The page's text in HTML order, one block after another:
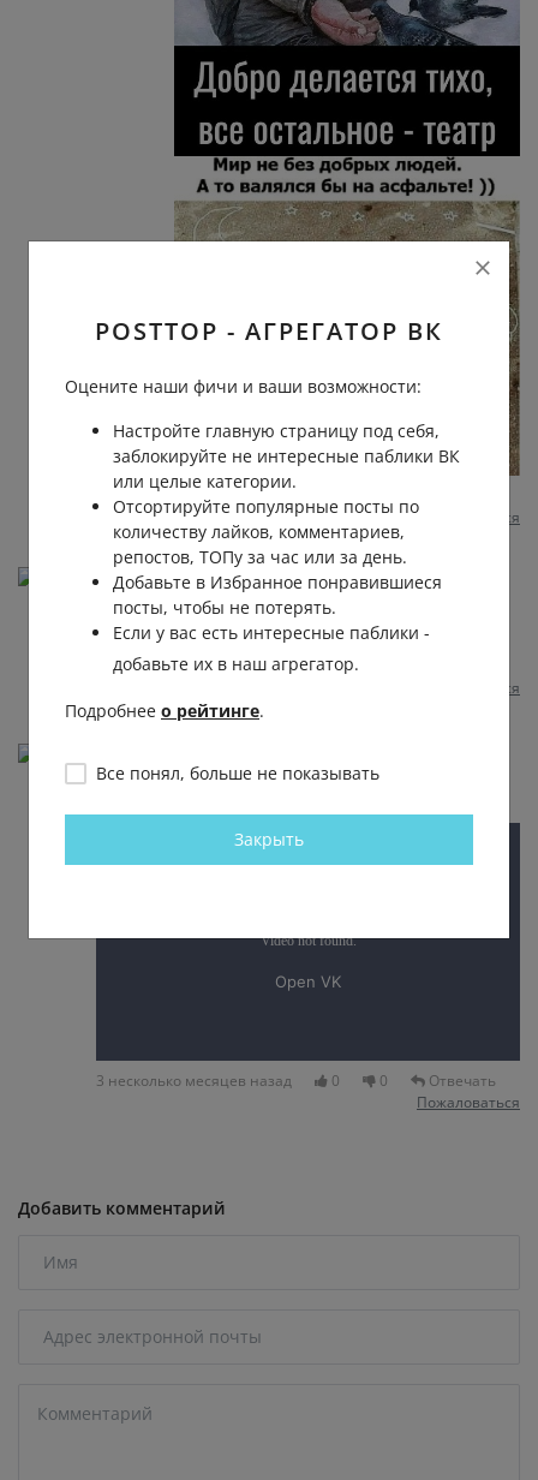
3 несколько месяцев назад
Пожаловаться
Anna Rydova
Есть же хорошие новости! Кошкиспас жжет, они
уже перешли на лосей.
3 несколько месяцев назад 0
Пожаловаться
3 несколько месяцев назад 0 0
Отвечать
Пожаловаться
Добавить комментарий
POSTTOP - АГРЕГАТОР ВК
Оцените наши фичи и ваши возможности:
Настройте главную страницу под себя,
заблокируйте не интересные паблики ВК
или целые категории.
Отсортируйте популярные посты по
количеству лайков, комментариев,
репостов, ТОПу за час или за день.
Добавьте в Избранное понравившиеся
посты, чтобы не потерять.
Если у вас есть интересные паблики -
добавьте их в наш агрегатор.
Подробнее о рейтинге.
Все понял, больше не показывать
Закрыть